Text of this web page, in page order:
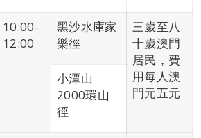
10:00-
12:00
黑沙水庫家
樂徑
三歲至八
十歲澳門
居民，費
用每人澳
門元五元
小潭山
2000環山
徑